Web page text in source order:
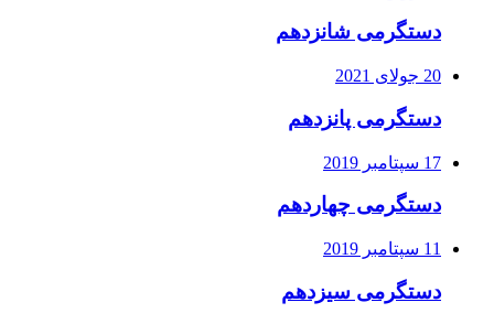
دستگرمی شانزدهم
20 جولای 2021
دستگرمی پانزدهم
17 سپتامبر 2019
دستگرمی چهاردهم
11 سپتامبر 2019
دستگرمی سیزدهم